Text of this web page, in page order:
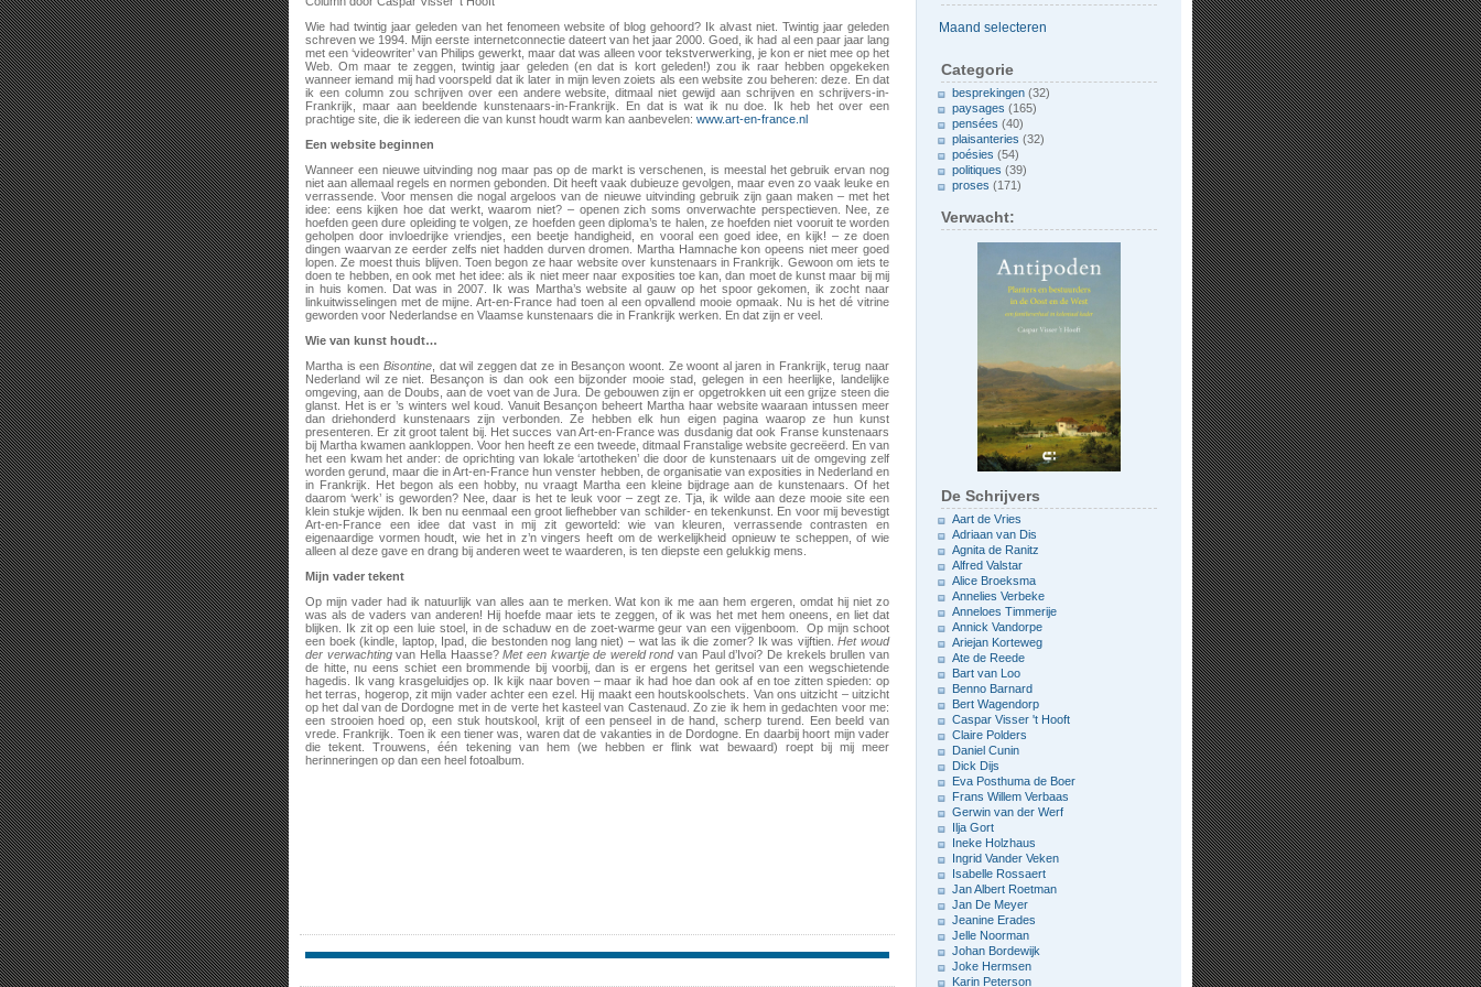
Wie had twintig jaar geleden van het fenomeen website of blog gehoord? Ik alvast niet. Twintig jaar geleden
schreven we 1994. Mijn eerste internetconnectie dateert van het jaar 2000. Goed, ik had al een paar jaar lang
met een ‘videowriter’ van Philips gewerkt, maar dat was alleen voor tekstverwerking, je kon er niet mee op het
Web. Om maar te zeggen, twintig jaar geleden (en dat is kort geleden!) zou ik raar hebben opgekeken
wanneer iemand mij had voorspeld dat ik later in mijn leven zoiets als een website zou beheren: deze. En dat
ik een column zou schrijven over een andere website, ditmaal niet gewijd aan schrijven en schrijvers-in-
Frankrijk, maar aan beeldende kunstenaars-in-Frankrijk. En dat is wat ik nu doe. Ik heb het over een
prachtige site, die ik iedereen die van kunst houdt warm kan aanbevelen: www.art-en-france.nl
Een website beginnen
Wanneer een nieuwe uitvinding nog maar pas op de markt is verschenen, is meestal het gebruik ervan nog
niet aan allemaal regels en normen gebonden. Dit heeft vaak dubieuze gevolgen, maar even zo vaak leuke en
verrassende. Voor mensen die nogal argeloos van de nieuwe uitvinding gebruik zijn gaan maken – met het
idee: eens kijken hoe dat werkt, waarom niet? – openen zich soms onverwachte perspectieven. Nee, ze
hoefden geen dure opleiding te volgen, ze hoefden geen diploma’s te halen, ze hoefden niet vooruit te worden
geholpen door invloedrijke vriendjes, een beetje handigheid, en vooral een goed idee, en kijk! – ze doen
dingen waarvan ze eerder zelfs niet hadden durven dromen. Martha Hamnache kon opeens niet meer goed
lopen. Ze moest thuis blijven. Toen begon ze haar website over kunstenaars in Frankrijk. Gewoon om iets te
doen te hebben, en ook met het idee: als ik niet meer naar exposities toe kan, dan moet de kunst maar bij mij
in huis komen. Dat was in 2007. Ik was Martha’s website al gauw op het spoor gekomen, ik zocht naar
linkuitwisselingen met de mijne. Art-en-France had toen al een opvallend mooie opmaak. Nu is het dé vitrine
geworden voor Nederlandse en Vlaamse kunstenaars die in Frankrijk werken. En dat zijn er veel.
Wie van kunst houdt…
Martha is een Bisontine, dat wil zeggen dat ze in Besançon woont. Ze woont al jaren in Frankrijk, terug naar
Nederland wil ze niet. Besançon is dan ook een bijzonder mooie stad, gelegen in een heerlijke, landelijke
omgeving, aan de Doubs, aan de voet van de Jura. De gebouwen zijn er opgetrokken uit een grijze steen die
glanst. Het is er ’s winters wel koud. Vanuit Besançon beheert Martha haar website waaraan intussen meer
dan driehonderd kunstenaars zijn verbonden. Ze hebben elk hun eigen pagina waarop ze hun kunst
presenteren. Er zit groot talent bij. Het succes van Art-en-France was dusdanig dat ook Franse kunstenaars
bij Martha kwamen aankloppen. Voor hen heeft ze een tweede, ditmaal Franstalige website gecreëerd. En van
het een kwam het ander: de oprichting van lokale ‘artotheken’ die door de kunstenaars uit de omgeving zelf
worden gerund, maar die in Art-en-France hun venster hebben, de organisatie van exposities in Nederland en
in Frankrijk. Het begon als een hobby, nu vraagt Martha een kleine bijdrage aan de kunstenaars. Of het
daarom ‘werk’ is geworden? Nee, daar is het te leuk voor – zegt ze. Tja, ik wilde aan deze mooie site een
klein stukje wijden. Ik ben nu eenmaal een groot liefhebber van schilder- en tekenkunst. En voor mij bevestigt
Art-en-France een idee dat vast in mij zit geworteld: wie van kleuren, verrassende contrasten en
eigenaardige vormen houdt, wie het in z’n vingers heeft om de werkelijkheid opnieuw te scheppen, of wie
alleen al deze gave en drang bij anderen weet te waarderen, is ten diepste een gelukkig mens.
Mijn vader tekent
Op mijn vader had ik natuurlijk van alles aan te merken. Wat kon ik me aan hem ergeren, omdat hij niet zo
was als de vaders van anderen! Hij hoefde maar iets te zeggen, of ik was het met hem oneens, en liet dat
blijken. Ik zit op een luie stoel, in de schaduw en de zoet-warme geur van een vijgenboom. Op mijn schoot
een boek (kindle, laptop, Ipad, die bestonden nog lang niet) – wat las ik die zomer? Ik was vijftien.Het woud
der verwachtingvan Hella Haasse?Met een kwartje de wereld rondvan Paul d’Ivoi? De krekels brullen van
de hitte, nu eens schiet een brommende bij voorbij, dan is er ergens het geritsel van een wegschietende
hagedis. Ik vang krasgeluidjes op. Ik kijk naar boven – maar ik had hoe dan ook af en toe zitten spieden: op
het terras, hogerop, zit mijn vader achter een ezel. Hij maakt een houtskoolschets. Van ons uitzicht – uitzicht
op het dal van de Dordogne met in de verte het kasteel van Castenaud. Zo zie ik hem in gedachten voor me:
een strooien hoed op, een stuk houtskool, krijt of een penseel in de hand, scherp turend. Een beeld van
vrede. Frankrijk. Toen ik een tiener was, waren dat de vakanties in de Dordogne. En daarbij hoort mijn vader
die tekent. Trouwens, één tekening van hem (we hebben er flink wat bewaard) roept bij mij meer
herinneringen op dan een heel fotoalbum.
Categorie
besprekingen (32)
paysages (165)
pensées (40)
plaisanteries (32)
poésies (54)
politiques (39)
proses (171)
Verwacht:
De Schrijvers
Aart de Vries
Adriaan van Dis
Agnita de Ranitz
Alfred Valstar
Alice Broeksma
Annelies Verbeke
Anneloes Timmerije
Annick Vandorpe
Ariejan Korteweg
Ate de Reede
Bart van Loo
Benno Barnard
Bert Wagendorp
Caspar Visser 't Hooft
Claire Polders
Daniel Cunin
Dick Dijs
Eva Posthuma de Boer
Frans Willem Verbaas
Gerwin van der Werf
Ilja Gort
Ineke Holzhaus
Ingrid Vander Veken
Isabelle Rossaert
Jan Albert Roetman
Jan De Meyer
Jeanine Erades
Jelle Noorman
Johan Bordewijk
Joke Hermsen
Karin Peterson